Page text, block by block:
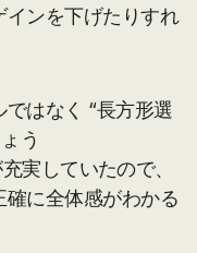
インを下げたりすれ
はなく “長方形選
う
実していたので、
に全体感がわかる